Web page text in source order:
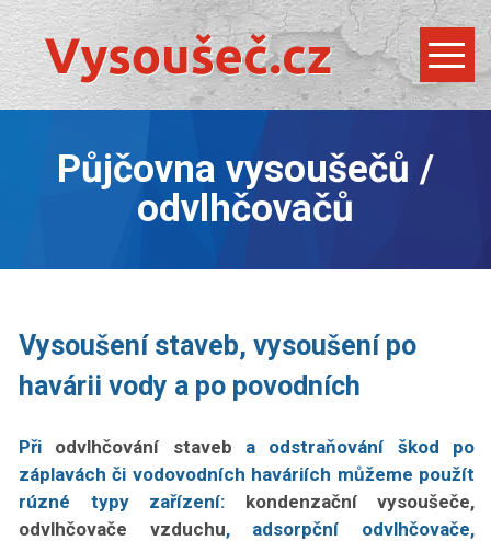
Půjčovna vysoušečů /
odvlhčovačů
Vysoušení staveb, vysoušení po
havárii vody a po povodních
Při odvlhčování staveb a odstraňování škod po
záplavách či vodovodních haváriích můžeme použít
rúzné typy zařízení: kondenzační vysoušeče,
odvlhčovače vzduchu, adsorpční odvlhčovače,